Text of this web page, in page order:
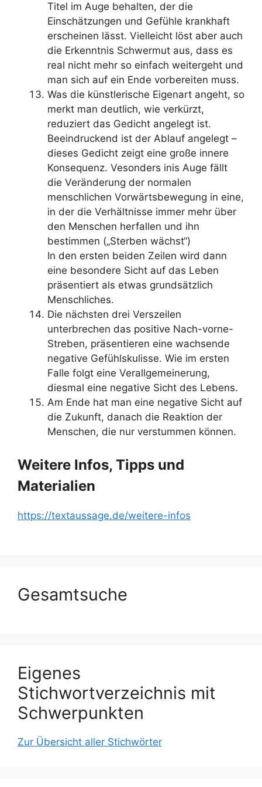
Titel im Auge behalten, der die
Einschätzungen und Gefühle krankhaft
erscheinen lässt. Vielleicht löst aber auch
die Erkenntnis Schwermut aus, dass es
real nicht mehr so einfach weitergeht und
man sich auf ein Ende vorbereiten muss.
Was die künstlerische Eigenart angeht, so
merkt man deutlich, wie verkürzt,
reduziert das Gedicht angelegt ist.
Beeindruckend ist der Ablauf angelegt –
dieses Gedicht zeigt eine große innere
Konsequenz. Vesonders inis Auge fällt
die Veränderung der normalen
menschlichen Vorwärtsbewegung in eine,
in der die Verhältnisse immer mehr über
den Menschen herfallen und ihn
bestimmen („Sterben wächst“)
In den ersten beiden Zeilen wird dann
eine besondere Sicht auf das Leben
präsentiert als etwas grundsätzlich
Menschliches.
Die nächsten drei Verszeilen
unterbrechen das positive Nach-vorne-
Streben, präsentieren eine wachsende
negative Gefühlskulisse. Wie im ersten
Falle folgt eine Verallgemeinerung,
diesmal eine negative Sicht des Lebens.
Am Ende hat man eine negative Sicht auf
die Zukunft, danach die Reaktion der
Menschen, die nur verstummen können.
Weitere Infos, Tipps und
Materialien
https://textaussage.de/weitere-infos
Gesamtsuche
Eigenes
Stichwortverzeichnis mit
Schwerpunkten
Zur Übersicht aller Stichwörter